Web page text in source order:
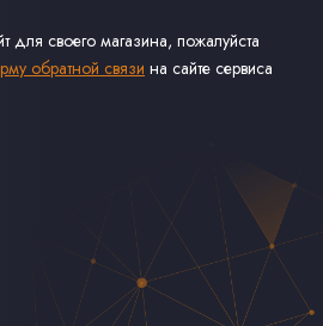
для своего магазина, пожалуйста
обратной связи на сайте сервиса